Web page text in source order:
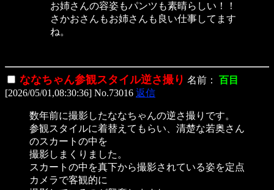
お姉さんの容姿もパンツも素晴らしい！！
さかおさんもお姉さんも良い仕事してます
ね。
ななちゃん参観スタイル逆さ撮り 名前：
百目
[2026/05/01,08:30:36] No.73016 返信
数年前に撮影したななちゃんの逆さ撮りです。
参観スタイルに着替えてもらい、清楚な若奥さん
のスカートの中を
撮影しまくりました。
スカートの中を真下から撮影されている姿を定点
カメラで客観的に